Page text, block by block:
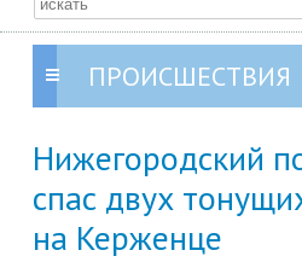
ПРОИСШЕСТВИЯ
Нижегородский
спас двух
на Керженце